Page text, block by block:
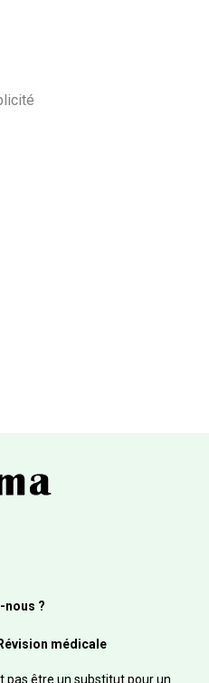
nous ?
médicale
pas être un substitut pour un